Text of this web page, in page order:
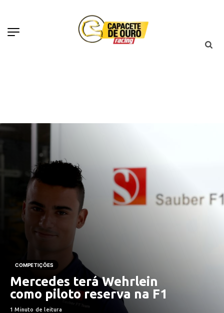
COMPETIÇÕES
Mercedes terá Wehrlein
como piloto reserva na F1
1 Minuto de leitura